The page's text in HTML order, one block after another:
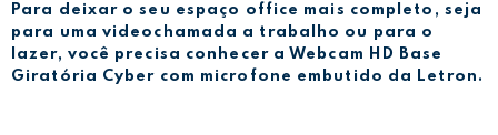
Para deixar o seu espaço office mais completo, seja
para uma videochamada a trabalho ou para o
lazer, você precisa conhecer a Webcam HD Base
Giratória Cyber com microfone embutido da Letron.